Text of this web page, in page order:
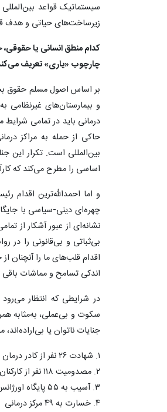
سیستماتیک قواعد
زیرساخت‌های حیاتی و هدف
چارچوب «یاری» تعریف
بر اساس اصول مسلم حقوق
درمانی باید در تمامی
حاکی از حمله به مراکز
بین‌المللی است. تکرار این
اساسی را مطرح می‌کند که
و اما احمدالله‌ترین اقدام
چهره‌ای دینی-سیاسی با
نشانه‌ای از عبور آشکار از
بی‌ثباتی و بی‌قانونی را در
اقدام قلب‌های ما را آنچنان
اندکی تسامح و مماشات
در شرایطی که انتظار
سکوت و بی‌عملی، به‌مثابه
جنایات ناتوان یا بی‌اراده‌اند، ما بخشی از
۱. شهادت ۲۶ نفر از کادر درمان و سلامت و نیروهای هلال احمر در حین انجام وظیفه
۲. مصدومیت ۱۱۸ نفر از کارکنان حوزه سلامت
۳. آسیب به ۵۵ پایگاه اورژانس
۴. خسارت به ۴۹ مرکز درمانی